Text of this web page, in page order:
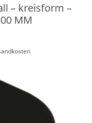
– kreisform –
MM